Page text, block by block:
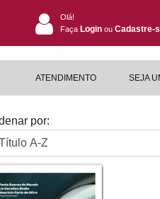
Olá!
Faça Login ou Cadastre-
ATENDIMENTO SEJA
por: